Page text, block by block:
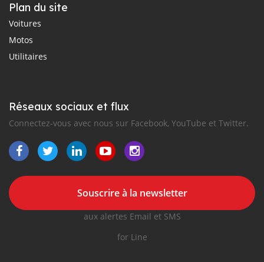
Plan du site
Voitures
Motos
Utilitaires
Réseaux sociaux et flux
Connectez-vous avec nous sur Facebook, YouTube et Twitter.
Souscrire à la newsletter
aux alertes Email et SMS
for Line